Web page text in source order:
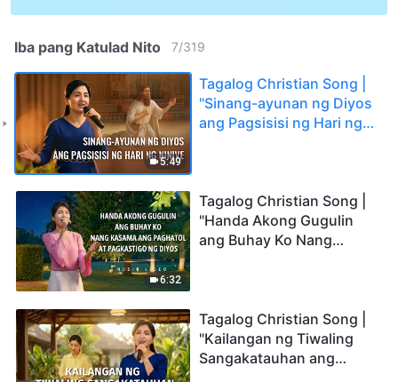
Iba pang Katulad Nito 7/319
5:49
Tagalog Christian Song |
"Sinang-ayunan ng Diyos
ang Pagsisisi ng Hari ng
6:32
Tagalog Christian Song |
"Handa Akong Gugulin
ang Buhay Ko Nang
Tagalog Christian Song |
"Kailangan ng Tiwaling
Sangakatauhan ang